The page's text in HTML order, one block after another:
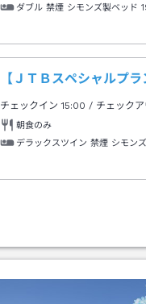
ダブル 禁煙 シモンズ製ベッド
【ＪＴＢスペシャルプ
チェックイン15:00 / チェックア
朝食のみ
デラックスツイン 禁煙 シモン